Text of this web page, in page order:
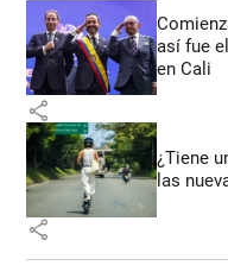
así fue
en Cali
share
¿Tiene
las
share